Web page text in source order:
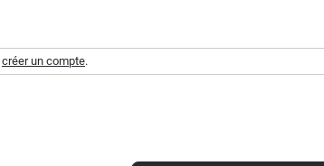
créer un compte.